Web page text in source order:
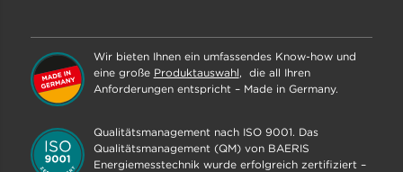
Wir bieten Ihnen ein umfassendes Know-how und
eine große Produktauswahl, die all Ihren
Anforderungen entspricht – Made in Germany.
Qualitätsmanagement nach ISO 9001. Das
Qualitätsmanagement (QM) von BAERIS
Energiemesstechnik wurde erfolgreich zertifiziert –